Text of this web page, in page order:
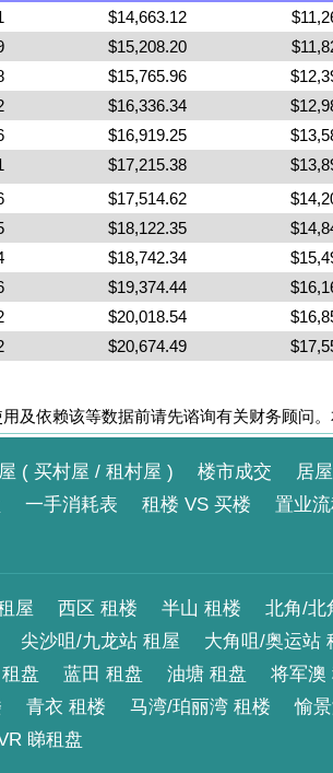
$14,663.12
$15,208.20
$15,765.96
$16,336.34
$16,919.25
$17,215.38
$17,514.62
$18,122.35
$18,742.34
$19,374.44
$20,018.54
$20,674.49
依赖该等数据前请先谘询有关财务顾问
( 买村屋 / 租村屋 ) 楼市成交 居
一手消耗表 租楼 VS 买楼 置业
屋 西区 租楼 半山 租楼 北角/北
尖沙咀/九龙站 租屋 大角咀/奥运站
盘 蓝田 租盘 油塘 租盘 将军澳
青衣 租楼 马湾/珀丽湾 租楼 愉
睇租盘